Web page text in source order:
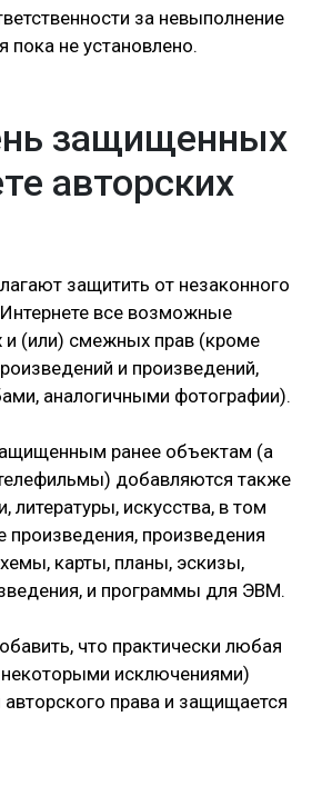
за невыполнение
пока не установлено.
защищенных
авторских
защитить от незаконного
все возможные
и (или) смежных прав (кроме
и произведений,
аналогичными фотографии).
ранее объектам (а
добавляются также
литературы, искусства, в том
произведения
карты, планы, эскизы,
и программы для ЭВМ.
что практически любая
некоторыми исключениями)
права и защищается